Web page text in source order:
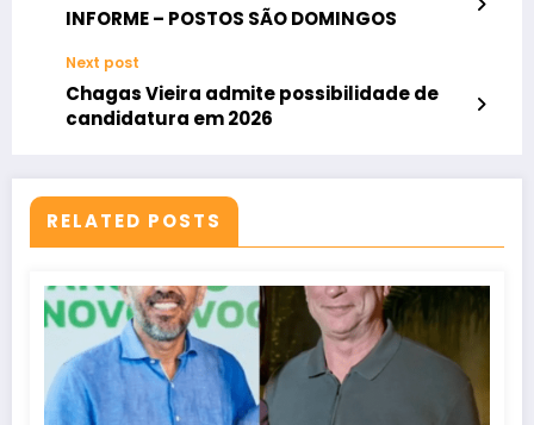
INFORME – POSTOS SÃO DOMINGOS
Next post
Chagas Vieira admite possibilidade de
candidatura em 2026
RELATED POSTS